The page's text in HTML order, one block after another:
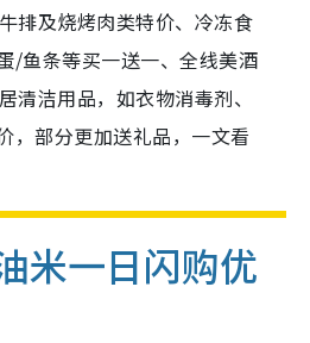
排及烧烤肉类特价、冷冻食
/鱼条等买一送一、全线美酒
清洁用品，如衣物消毒剂、
，部分更加送礼品，一文看
米一日闪购优